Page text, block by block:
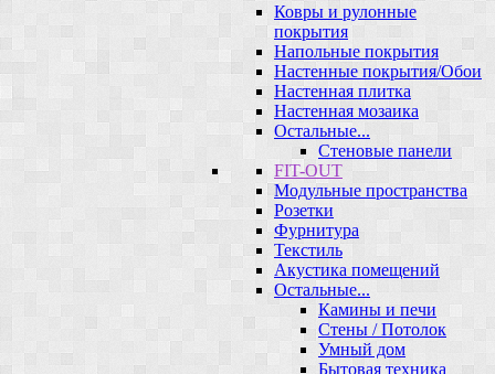
Ковры и рулонные
покрытия
Напольные покрытия
Настенные покрытия/Обои
Настенная плитка
Настенная мозаика
Остальные...
Стеновые панели
FIT-OUT
Модульные пространства
Розетки
Фурнитура
Текстиль
Акустика помещений
Остальные...
Камины и печи
Стены / Потолок
Умный дом
Бытовая техника